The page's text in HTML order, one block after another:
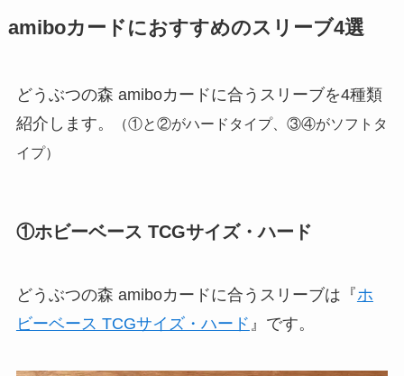
amiboカードにおすすめのスリーブ4選
どうぶつの森 amiboカードに合うスリーブを4種類
紹介します。
（①と②がハードタイプ、③④がソフトタ
イプ）
①ホビーベース TCGサイズ・ハード
どうぶつの森 amiboカードに合うスリーブは『ホ
ビーベース TCGサイズ・ハード 』です。